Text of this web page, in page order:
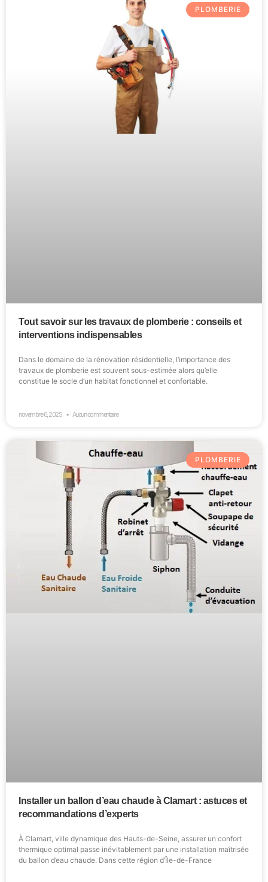
PLOMBERIE
Tout savoir sur les travaux de plomberie : conseils et
interventions indispensables
Dans le domaine de la rénovation résidentielle, l’importance des
travaux de plomberie est souvent sous-estimée alors qu’elle
constitue le socle d’un habitat fonctionnel et confortable.
novembre 6, 2025 Aucun commentaire
PLOMBERIE
Installer un ballon d’eau chaude à Clamart : astuces et
recommandations d’experts
À Clamart, ville dynamique des Hauts-de-Seine, assurer un confort
thermique optimal passe inévitablement par une installation maîtrisée
du ballon d’eau chaude. Dans cette région d’Île-de-France